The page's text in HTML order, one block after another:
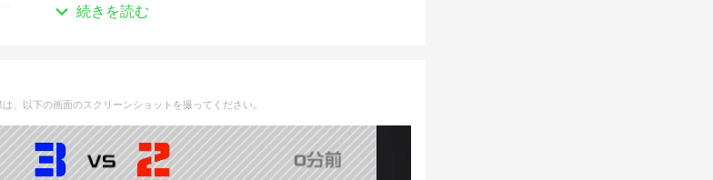
参加の場合
ームの勝利)、以降BO3
は勝敗にかかわらず可能
続きを読む
、以下の画面のスクリーンショットを撮ってください。